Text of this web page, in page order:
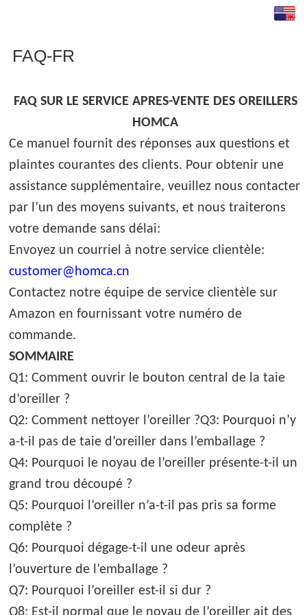
Italia
Deutsch
FAQ-FR
FAQ SUR LE SERVICE APRES-VENTE DES OREILLERS
HOMCA
Ce manuel fournit des réponses aux questions et
plaintes courantes des clients. Pour obtenir une
assistance supplémentaire, veuillez nous contacter
par l’un des moyens suivants, et nous traiterons
votre demande sans délai:
Envoyez un courriel à notre service clientèle:
customer@homca.cn
Contactez notre équipe de service clientèle sur
Amazon en fournissant votre numéro de
commande.
SOMMAIRE
Q1: Comment ouvrir le bouton central de la taie
d’oreiller ?
Q2: Comment nettoyer l’oreiller ?Q3: Pourquoi n’y
a-t-il pas de taie d’oreiller dans l’emballage ?
Q4: Pourquoi le noyau de l’oreiller présente-t-il un
grand trou découpé ?
Q5: Pourquoi l’oreiller n’a-t-il pas pris sa forme
complète ?
Q6: Pourquoi dégage-t-il une odeur après
l’ouverture de l’emballage ?
Q7: Pourquoi l’oreiller est-il si dur ?
Q8: Est-il normal que le noyau de l’oreiller ait des